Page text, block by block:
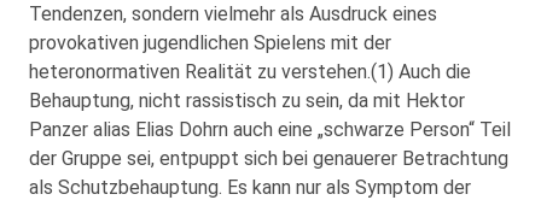
Tendenzen, sondern vielmehr als Ausdruck eines
provokativen jugendlichen Spielens mit der
heteronormativen Realität zu verstehen.(1) Auch die
Behauptung, nicht rassistisch zu sein, da mit Hektor
Panzer alias Elias Dohrn auch eine „schwarze Person“ Teil
der Gruppe sei, entpuppt sich bei genauerer Betrachtung
als Schutzbehauptung. Es kann nur als Symptom der